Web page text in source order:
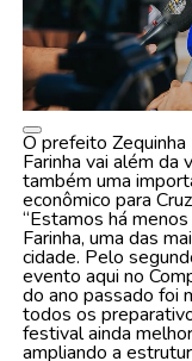
O prefeito
Farinha vai além da
também uma
econômico para
“Estamos há
Farinha, uma das
cidade. Pelo
evento aqui no
do ano passado foi
todos os
festival ainda
ampliando a